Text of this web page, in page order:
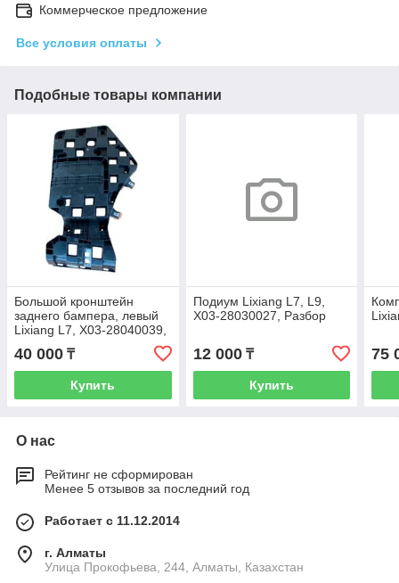
Коммерческое предложение
Все условия оплаты
Подобные товары компании
Большой кронштейн
заднего бампера, левый
Lixiang L7, X03-28040039,
40 000 ₸
Купить
Подиум Lixiang L7, L9,
X03-28030027, Разбор
12 000₸
Купить
75
О нас
Рейтинг не сформирован
Менее 5 отзывов за последний год
Работает с 11.12.2014
г. Алматы
​Улица Прокофьева, 244, Алматы, Казахстан